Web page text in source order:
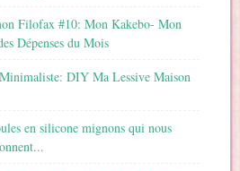
Filofax #10: Mon Kakebo- Mon
Dépenses du Mois
DIY Ma Lessive Maison
en silicone mignons qui nous